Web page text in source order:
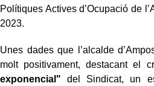
Polítiques Actives d’Ocupació de
2023.
Unes dades que l’alcalde
molt positivament, destacant el
exponencial" del Sindicat, un